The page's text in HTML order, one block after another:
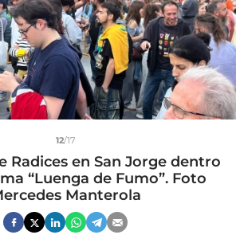
12/17
Radices en San Jorge dentro
“Luenga de Fumo”. Foto
Manterola